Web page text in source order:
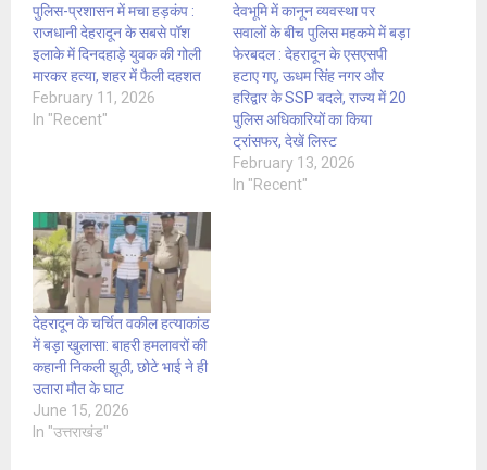
पुलिस-प्रशासन में मचा हड़कंप :
राजधानी देहरादून के सबसे पॉश
इलाके में दिनदहाड़े युवक की गोली
मारकर हत्या, शहर में फैली दहशत
February 11, 2026
In "Recent"
देवभूमि में कानून व्यवस्था पर
सवालों के बीच पुलिस महकमे में बड़ा
फेरबदल : देहरादून के एसएसपी
हटाए गए, ऊधम सिंह नगर और
हरिद्वार के SSP बदले, राज्य में 20
पुलिस अधिकारियों का किया
ट्रांसफर, देखें लिस्ट
February 13, 2026
In "Recent"
देहरादून के चर्चित वकील हत्याकांड
में बड़ा खुलासा: बाहरी हमलावरों की
कहानी निकली झूठी, छोटे भाई ने ही
उतारा मौत के घाट
June 15, 2026
In "उत्तराखंड"